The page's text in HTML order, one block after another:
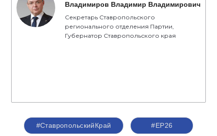
Владимиров Владимир Владимирович
Секретарь Ставропольского
регионального отделения Партии,
Губернатор Ставропольского края
#СтавропольскийКрай #ЕР26